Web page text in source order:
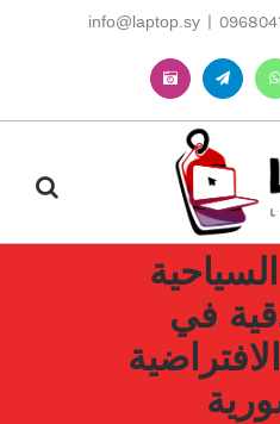
|
info@laptop.sy
WhatsApp
Telegram
Instagram
في